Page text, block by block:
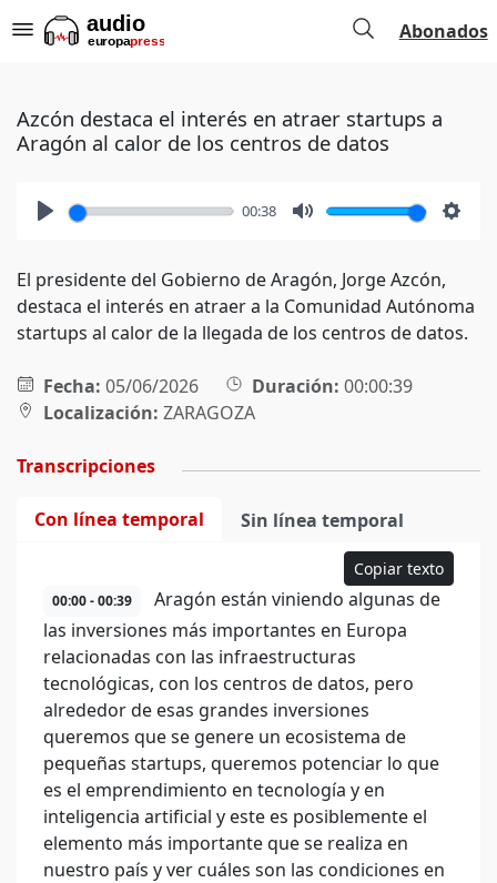
Abonados
Azcón destaca el interés en atraer startups a
Aragón al calor de los centros de datos
00:38
El presidente del Gobierno de Aragón, Jorge Azcón,
destaca el interés en atraer a la Comunidad Autónoma
startups al calor de la llegada de los centros de datos.
Fecha: 05/06/2026 Duración: 00:00:39
Localización: ZARAGOZA
Transcripciones
Con línea temporal Sin línea temporal
Copiar texto
00:00 - 00:39
Aragón están viniendo algunas de
las inversiones más importantes en Europa
relacionadas con las infraestructuras
tecnológicas, con los centros de datos, pero
alrededor de esas grandes inversiones
queremos que se genere un ecosistema de
pequeñas startups, queremos potenciar lo que
es el emprendimiento en tecnología y en
inteligencia artificial y este es posiblemente el
elemento más importante que se realiza en
nuestro país y ver cuáles son las condiciones en